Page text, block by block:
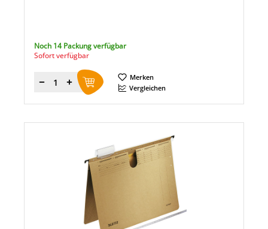
Noch 14 Packung verfügbar
Sofort verfügbar
Menge
Merken
Vergleichen